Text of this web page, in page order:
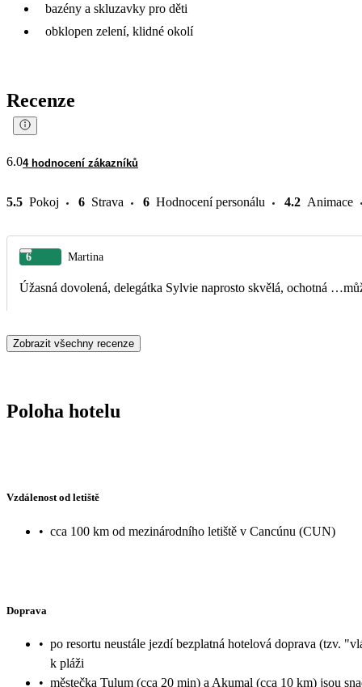
bazény a skluzavky pro děti
obklopen zelení, klidné okolí
Recenze
6.04 hodnocení zákazníků
5.5 Pokoj 6 Strava 6 Hodnocení personálu 4.2 Animace
6 Martina
Úžasná dovolená, delegátka Sylvie naprosto skvělá, ochotná
Zobrazit všechny recenze
Poloha hotelu
Vzdálenost od letiště
• cca 100 km od mezinárodního letiště v Cancúnu (CUN)
Doprava
• po resortu neustále jezdí bezplatná hotelová doprava (tzv.
k pláži
• městečka Tulum (cca 20 min) a Akumal (cca 10 km) jsou